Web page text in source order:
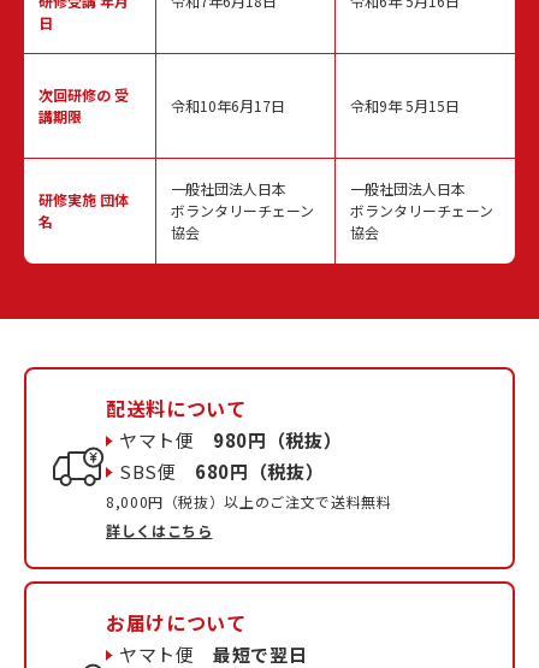
日
次回研修の受
講期限
研修実施 団体
名
令和10年6月17日
一般社団法人日本
ボランタリーチェーン
協会
令和9年 5月15日
一般社団法人日本
ボランタリーチェーン
協会
配送料について
ヤマト便 980円（税抜）
SBS便 680円（税抜）
8,000円（税抜）以上のご注文で送料無料
詳しくはこちら
お届けについて
ヤマト便最短で翌日